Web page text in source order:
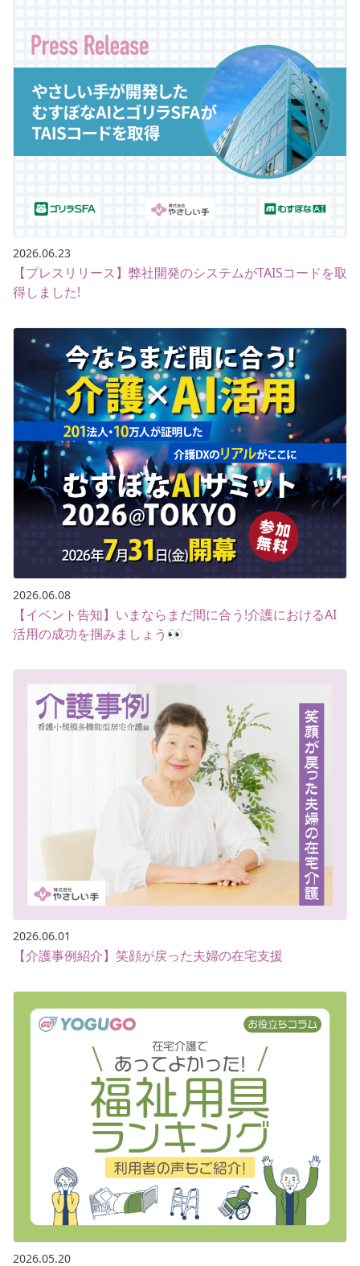
2026.06.23
【プレスリリース】弊社開発のシステムがTAISコードを取
得しました!
2026.06.08
【イベント告知】いまならまだ間に合う!介護におけるAI
活用の成功を掴みましょう👀
2026.06.01
【介護事例紹介】笑顔が戻った夫婦の在宅支援
2026.05.20